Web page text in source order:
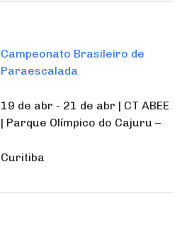
Campeonato Brasileiro de
Paraescalada
19 de abr - 21 de abr | CT ABEE
| Parque Olímpico do Cajuru –
Curitiba